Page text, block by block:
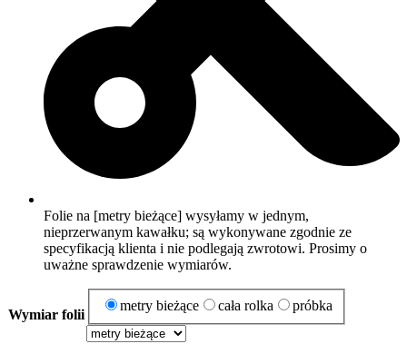
Folie na [metry bieżące] wysyłamy w jednym,
nieprzerwanym kawałku; są wykonywane zgodnie ze
specyfikacją klienta i nie podlegają zwrotowi. Prosimy o
uważne sprawdzenie wymiarów.
Wymiar folii
metry bieżące cała rolka próbka